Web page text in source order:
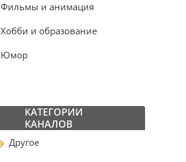
Фильмы и анимация
Хобби и образование
Юмор
КАТЕГОРИИ
КАНАЛОВ
Другое